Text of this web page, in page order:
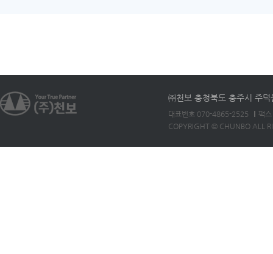
㈜천보 충청북도 충주시 주
대표번호 070-4865-2525
팩
COPYRIGHT © CHUNBO ALL